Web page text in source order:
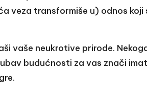
veza transformiše u) odnos koji
vaše neukrotive prirode.
budućnosti za vas znači